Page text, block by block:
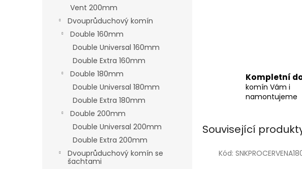
Vent 200mm
Dvouprůduchový komín
Double 160mm
Double Universal 160mm
Double Extra 160mm
Double 180mm
Double Universal 180mm
Double Extra 180mm
Double 200mm
Double Universal 200mm
Double Extra 200mm
Dvouprůduchový komín se
šachtami
Kompletní
komín Vám i
namontujeme
Související
Kód: